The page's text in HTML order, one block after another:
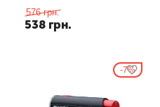
576 грн.
538 грн.
7%